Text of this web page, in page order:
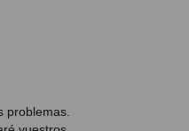
problemas.